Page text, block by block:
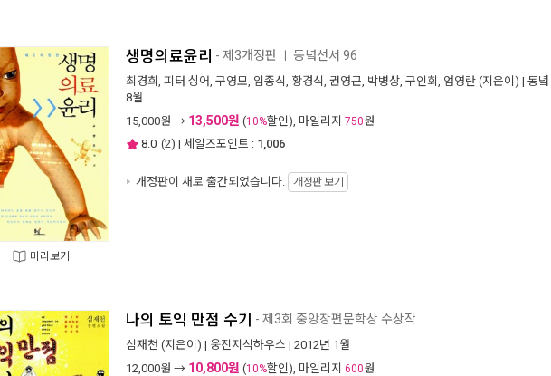
미리보기
생명의료윤리 - 제3개정판 동녘선서 96
최경희 , 피터 싱어, 구영모, 임종식, 황경식, 권영근, 박병상, 구인회 , 엄영란 (지은이) | 동녘
8월
15,000원 → 13,500원 (10%할인), 마일리지 750원
8.0 (2) | 세일즈포인트 : 1,006
개정판이 새로 출간되었습니다. 개정판 보기
나의 토익 만점 수기 - 제3회 중앙장편문학상 수상작
심재천 (지은이) | 웅진지식하우스 | 2012년 1월
12,000원 → 10,800원 (10%할인), 마일리지 600원